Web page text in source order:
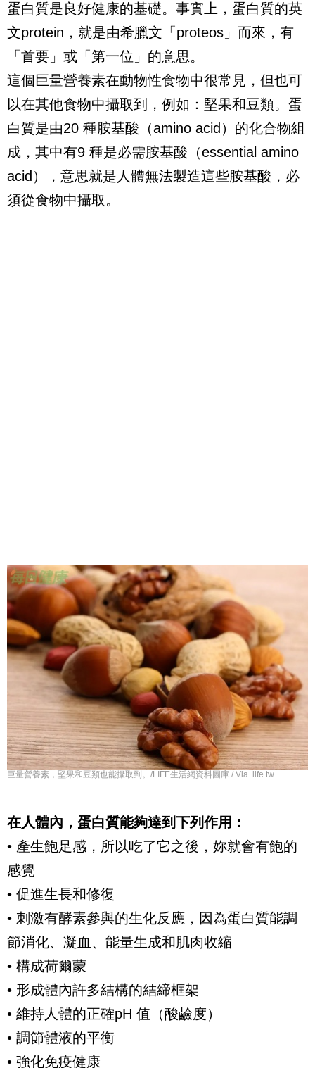
蛋白質是良好健康的基礎。事實上，蛋白質的英
文protein ，就是由希臘文「 proteos 」而來，有
「首要」或「第一位」的意思。
這個巨量營養素在動物性食物中很常見，但也可
以在其他食物中攝取到，例如：堅果和豆類。蛋
白質是由20 種胺基酸（amino acid ）的化合物組
成，其中有9 種是必需胺基酸（essential amino
acid ），意思就是人體無法製造這些胺基酸，必
須從食物中攝取。
巨量營養素，堅果和豆類也能攝取到。/LIFE生活網資料圖庫 / Via life.tw
在人體內，蛋白質能夠達到下列作用：
• 產生飽足感，所以吃了它之後，妳就會有飽的
感覺
• 促進生長和修復
• 刺激有酵素參與的生化反應，因為蛋白質能調
節消化、凝血、能量生成和肌肉收縮
• 構成荷爾蒙
• 形成體內許多結構的結締框架
• 維持人體的正確pH 值（酸鹼度）
• 調節體液的平衡
• 強化免疫健康